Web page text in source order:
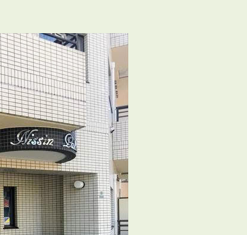
3POINT空室解消!3つの自信
自慢の「賃料設定」／マーケティング
仲介会社とのネットワークで情報提供力に自信あり
物件プロモーション＆バリューアップリフォーム